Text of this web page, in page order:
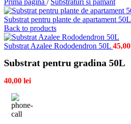
Prima pagină / Substraturi si pamant
Substrat pentru plante de apartament 50L
Back to products
Substrat Azalee Rododendron 50L 45,00
Substrat pentru gradina 50L
40,00 lei